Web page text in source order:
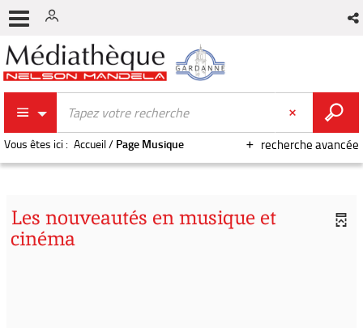
recherche avancée
Vous êtes ici : Accueil/ Page Musique
Les nouveautés en musique et
cinéma